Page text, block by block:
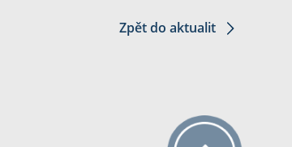
Zpět do aktualit